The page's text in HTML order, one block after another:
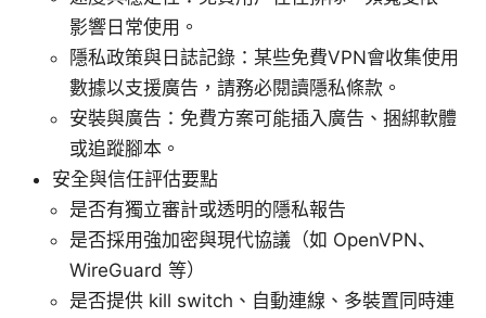
影響日常使用。
隱私政策與日誌記錄：某些免費VPN會收集使用
數據以支援廣告，請務必閱讀隱私條款。
安裝與廣告：免費方案可能插入廣告、捆綁軟體
或追蹤腳本。
安全與信任評估要點
是否有獨立審計或透明的隱私報告
是否採用強加密與現代協議（如 OpenVPN、
WireGuard 等）
是否提供 kill switch、自動連線、多裝置同時連